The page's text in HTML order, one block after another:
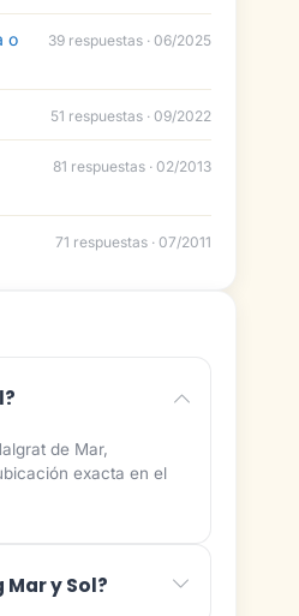
o
39 respuestas · 06/2025
51 respuestas · 09/2022
81 respuestas · 02/2013
71 respuestas · 07/2011
de Mar,
exacta en el
y Sol?